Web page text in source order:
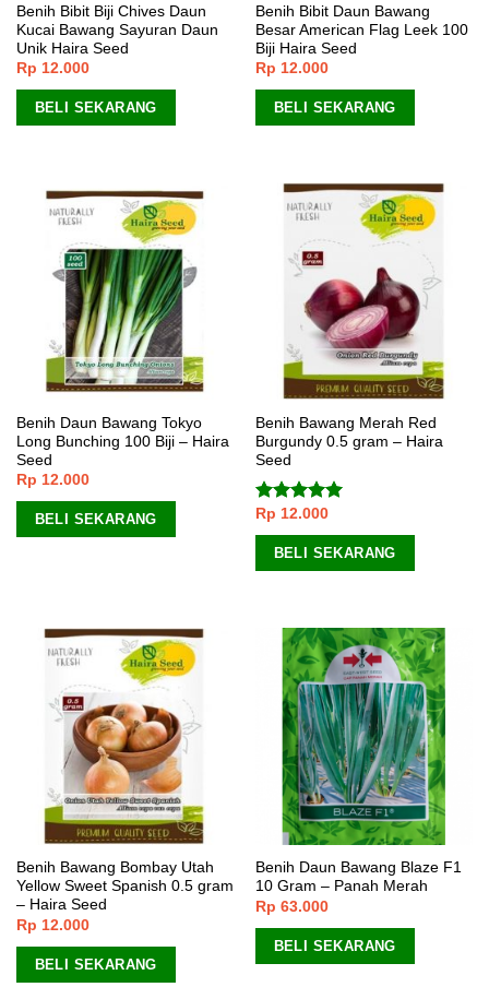
Benih Bibit Biji Chives Daun
Kucai Bawang Sayuran Daun
Unik Haira Seed
Rp 12.000
BELI SEKARANG
Benih Bibit Daun Bawang
Besar American Flag Leek 100
Biji Haira Seed
Rp 12.000
BELI SEKARANG
Benih Daun Bawang Tokyo
Long Bunching 100 Biji – Haira
Seed
Rp 12.000
BELI SEKARANG
Benih Bawang Merah Red
Burgundy 0.5 gram – Haira
Seed
Dinilai5.00
dari 5
Rp 12.000
BELI SEKARANG
Benih Bawang Bombay Utah
Yellow Sweet Spanish 0.5 gram
– Haira Seed
Rp 12.000
BELI SEKARANG
Benih Daun Bawang Blaze F1
10 Gram – Panah Merah
Rp 63.000
BELI SEKARANG